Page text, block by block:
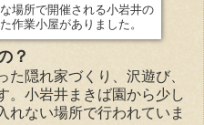
場所で開催される小岩井の
作業小屋がありました。
？
隠れ家づくり、沢遊び、
。小岩井まきば園から少し
れない場所で行われていま